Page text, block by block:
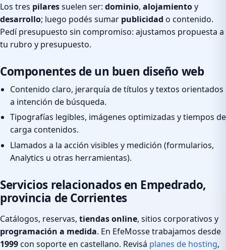
Los tres pilaressuelen ser: dominio, alojamientoy
desarrollo; luego podés sumar publicidad o contenido.
Pedí presupuesto sin compromiso: ajustamos propuesta a
tu rubro y presupuesto.
Componentes de un buen diseño web
Contenido claro, jerarquía de títulos y textos orientados
a intención de búsqueda.
Tipografías legibles, imágenes optimizadas y tiempos de
carga contenidos.
Llamados a la acción visibles y medición (formularios,
Analytics u otras herramientas).
Servicios relacionados en Empedrado,
provincia de Corrientes
Catálogos, reservas, tiendas online, sitios corporativos y
programación a medida. En EfeMosse trabajamos desde
1999con soporte en castellano. Revisá planes de hosting,